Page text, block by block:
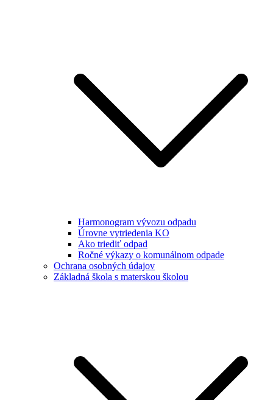
Harmonogram vývozu odpadu
Úrovne vytriedenia KO
Ako triediť odpad
Ročné výkazy o komunálnom odpade
Ochrana osobných údajov
Základná škola s materskou školou